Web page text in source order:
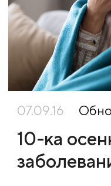
07.09.16
10-ка